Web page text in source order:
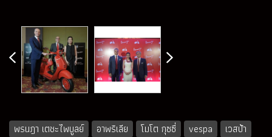
พรนฎา เตชะไพบูลย์ อาพริเลีย โมโต กุซซี่ vespa
เวสป้า